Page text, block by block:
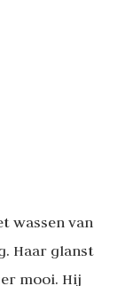
wassen van
Haar glanst
mooi. Hij